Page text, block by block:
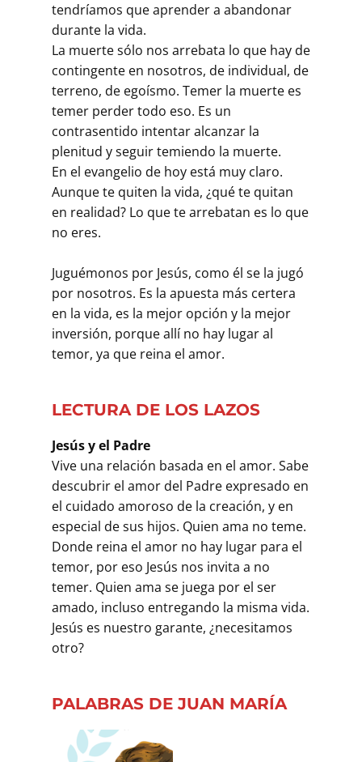
tendríamos que aprender a abandonar
durante la vida.
La muerte sólo nos arrebata lo que hay de
contingente en nosotros, de individual, de
terreno, de egoísmo. Temer la muerte es
temer perder todo eso. Es un
contrasentido intentar alcanzar la
plenitud y seguir temiendo la muerte.
En el evangelio de hoy está muy claro.
Aunque te quiten la vida, ¿qué te quitan
en realidad? Lo que te arrebatan es lo que
no eres.
Juguémonos por Jesús, como él se la jugó
por nosotros. Es la apuesta más certera
en la vida, es la mejor opción y la mejor
inversión, porque allí no hay lugar al
temor, ya que reina el amor.
LECTURA DE LOS LAZOS
Jesús y el Padre
Vive una relación basada en el amor. Sabe
descubrir el amor del Padre expresado en
el cuidado amoroso de la creación, y en
especial de sus hijos. Quien ama no teme.
Donde reina el amor no hay lugar para el
temor, por eso Jesús nos invita a no
temer. Quien ama se juega por el ser
amado, incluso entregando la misma vida.
Jesús es nuestro garante, ¿necesitamos
otro?
PALABRAS DE JUAN MARÍA